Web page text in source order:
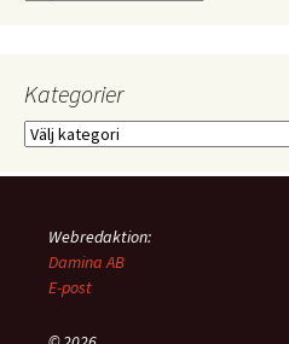
Kategorier
Kategorier
Webredaktion:
Damina AB
E-post